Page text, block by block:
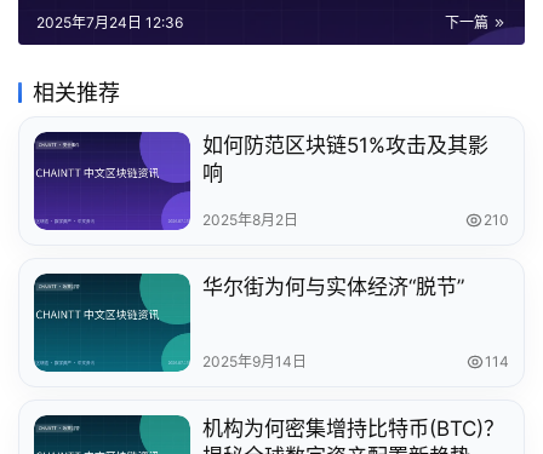
下一篇
2025年7月24日 12:36
相关推荐
如何防范区块链51%攻击及其影
响
2025年8月2日 210
华尔街为何与实体经济“脱节”
2025年9月14日 114
机构为何密集增持比特币(BTC)？